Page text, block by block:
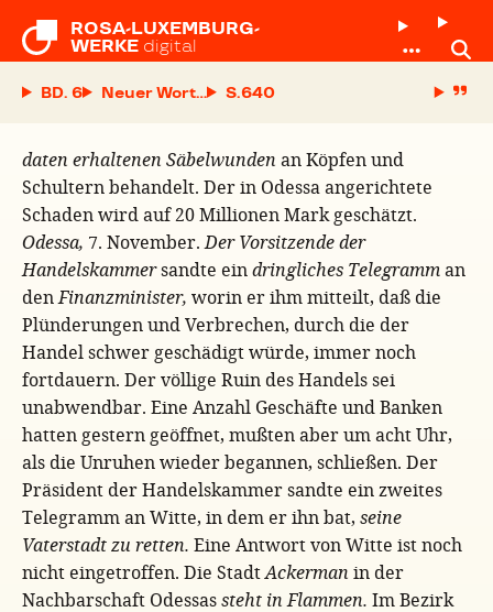
ROSA-LUXEMBURG-
WERKE digital
BD. 6 Neuer Wortbruch des Zaren
S.
daten erhaltenen Säbelwunden an Köpfen und
Schultern behandelt. Der in Odessa angerichtete
Schaden wird auf 20 Millionen Mark geschätzt.
Odessa, 7. November. Der Vorsitzende der
Handelskammersandte ein dringliches Telegramman
den Finanzminister, worin er ihm mitteilt, daß die
Plünderungen und Verbrechen, durch die der
Handel schwer geschädigt würde, immer noch
fortdauern. Der völlige Ruin des Handels sei
unabwendbar. Eine Anzahl Geschäfte und Banken
hatten gestern geöffnet, mußten aber um acht Uhr,
als die Unruhen wieder begannen, schließen. Der
Präsident der Handelskammer sandte ein zweites
Telegramm an Witte, in dem er ihn bat, seine
Vaterstadt zu retten. Eine Antwort von Witte ist noch
nicht eingetroffen. Die StadtAckerman in der
Nachbarschaft Odessassteht in Flammen. Im Bezirk